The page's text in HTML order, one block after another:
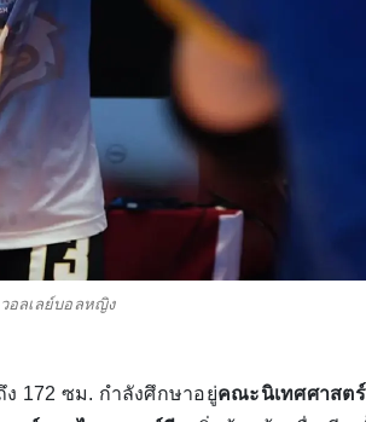
วอลเลย์บอลหญิง
172 ซม. กำลังศึกษาอยู่คณะนิเทศศาสต